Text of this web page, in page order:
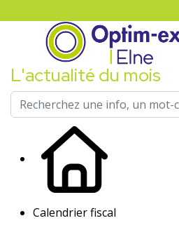
L'actualité du mois
Calendrier fiscal